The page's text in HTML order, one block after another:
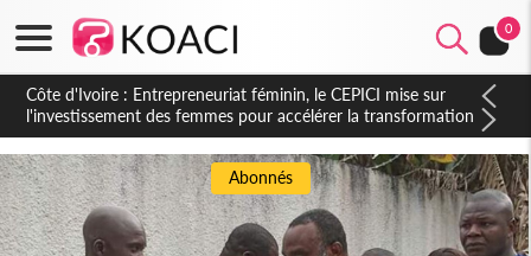
0
Côte d'Ivoire : Entrepreneuriat féminin, le CEPICI mise sur
l'investissement des femmes pour accélérer la transformation
de l'économie ivoirienne
Abonnés